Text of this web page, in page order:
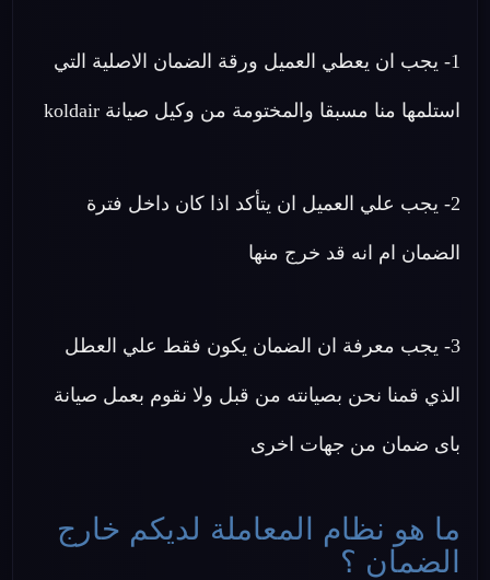
1- يجب ان يعطي العميل ورقة الضمان الاصلية التي
استلمها منا مسبقا والمختومة من وكيل صيانة koldair
2- يجب علي العميل ان يتأكد اذا كان داخل فترة
الضمان ام انه قد خرج منها
3- يجب معرفة ان الضمان يكون فقط علي العطل
الذي قمنا نحن بصيانته من قبل ولا نقوم بعمل صيانة
باى ضمان من جهات اخرى
ما هو نظام المعاملة لديكم خارج
الضمان ؟